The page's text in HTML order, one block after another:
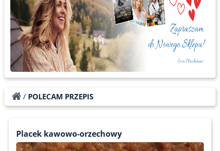
/ POLECAM PRZEPIS
Placek kawowo-orzechowy